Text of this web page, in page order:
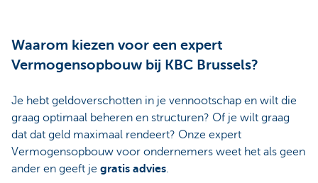
Waarom kiezen voor een expert
Vermogensopbouw bij KBC Brussels?
Je hebt geldoverschotten in je vennootschap en wilt die
graag optimaal beheren en structuren? Of je wilt graag
dat dat geld maximaal rendeert? Onze expert
Vermogensopbouw voor ondernemers weet het als geen
ander en geeft je gratis advies.